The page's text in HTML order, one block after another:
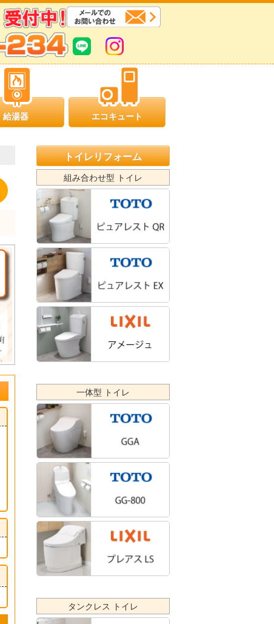
給湯器 エコキュート
トイレリフォーム
組み合わせ型 トイレ
一体型 トイレ
タンクレス トイレ